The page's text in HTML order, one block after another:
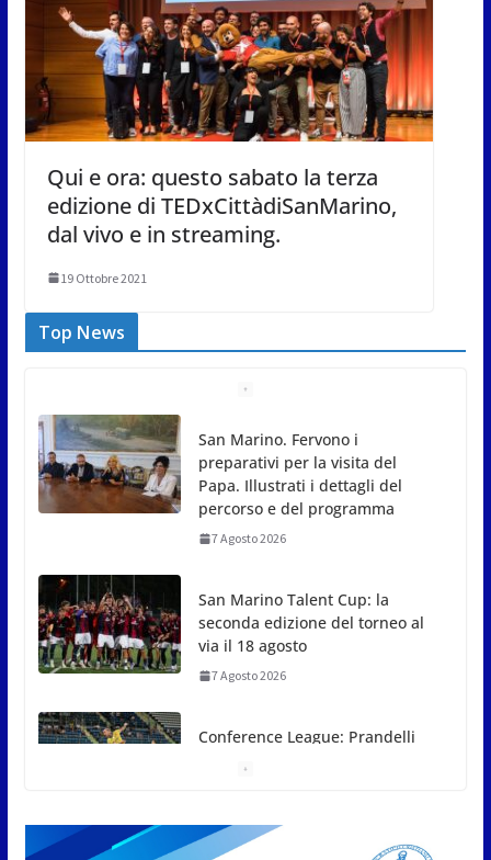
Qui e ora: questo sabato la terza
edizione di TEDxCittàdiSanMarino,
dal vivo e in streaming.
19 Ottobre 2021
Top News
San Marino. Fervono i
preparativi per la visita del
Papa. Illustrati i dettagli del
percorso e del programma
7 Agosto 2026
San Marino Talent Cup: la
seconda edizione del torneo al
via il 18 agosto
7 Agosto 2026
Conference League: Prandelli